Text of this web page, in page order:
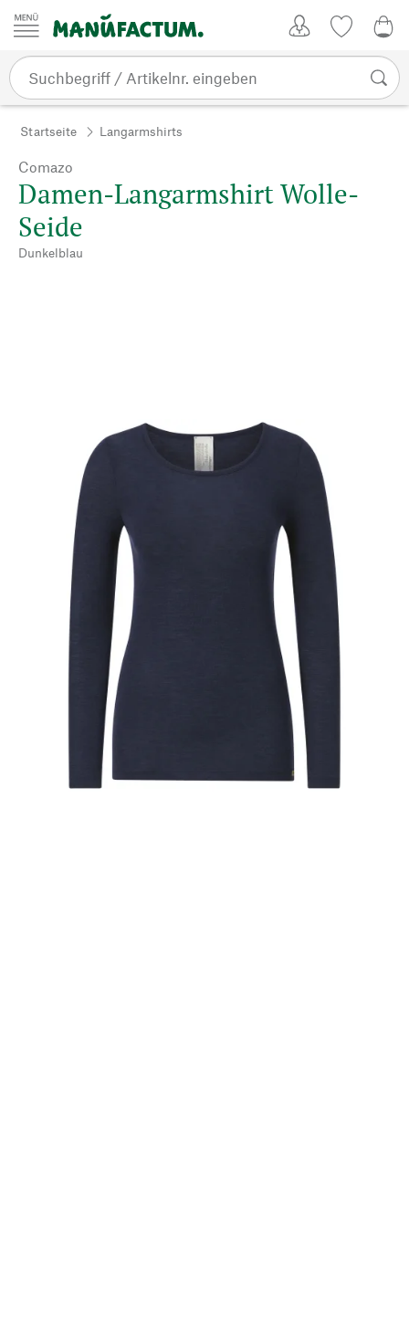
Zum Inhalt springen
Startseite Langarmshirts
Comazo
Damen-Langarmshirt Wolle-
Seide
Dunkelblau